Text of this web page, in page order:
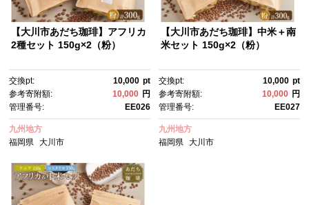
【大川市あだち珈琲】アフリカ
2種セット 150g×2（粉）
交換pt: 10,000 pt
参考寄附額:
10,000 円
管理番号:
EE026
九州地方
福岡県
大川市
【大川市あだち珈琲】中米＋南
米セット 150g×2（粉）
交換pt: 10,000 pt
参考寄附額:
10,000 円
管理番号:
EE027
九州地方
福岡県 大川市